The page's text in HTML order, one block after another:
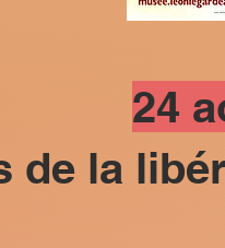
24
de la